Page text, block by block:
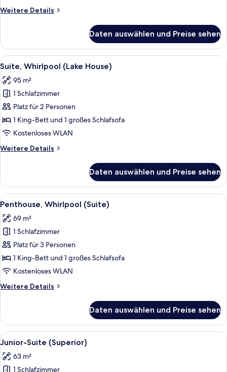
Weitere Details
Weitere
Doppelzimmer
(Swim-
Up)
Daten auswählen und Preise sehen
Alle
Fotos
für
Suite,
Whirlpool
(Lake
House)
Eine Holzterrasse mit Pool,
6
Suite, Whirlpool (Lake House)
95 m²
1 Schlafzimmer
Platz für 2 Personen
1 King-Bett und 1 großes Schlafsofa
Kostenloses WLAN
Weitere Details
Weitere
Whirlpool
(Lake
House)
Daten auswählen und Preise sehen
Alle
Fotos
für
Penthouse,
Whirlpool
(Suite)
anzeigen
Ein modernes Hotelzimmer mit
8
Penthouse, Whirlpool (Suite)
69 m²
1 Schlafzimmer
Platz für 3 Personen
1 King-Bett und 1 großes Schlafsofa
Kostenloses WLAN
Weitere Details
Weitere
Whirlpool
(Suite)
Daten auswählen und Preise sehen
Alle
Fotos
für
Ein modernes Hotelzimmer mit
5
Junior-Suite (Superior)
63 m²
1 Schlafzimmer